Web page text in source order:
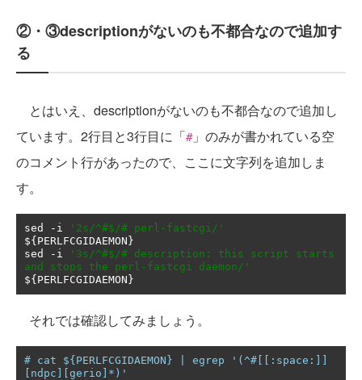
②・③descriptionがないのも不都合なので追加す
る
とはいえ、descriptionがないのも不都合なので追加し
ています。2行目と3行目に「#」のみが書かれている空
のコメント行があったので、ここに文字列を追加しま
す。
sed - i
'2s/^#$/# perl-fastcgi/'
${ PERLFCGIDAEMON }
sed
- i
'3s/^#$/# description: this script starts
and stops the perl-fastcgi daemon/'
${ PERLFCGIDAEMON }
それでは確認してみましょう。
# cat ${PERLFCGIDAEMON} | egrep '(^#[[:space:]]
[ndpc][gerio]*)'